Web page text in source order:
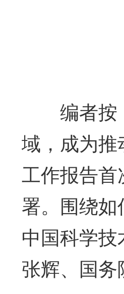
编者按：
域，成为
工作报告首
署。围绕
中国科学
张辉、国